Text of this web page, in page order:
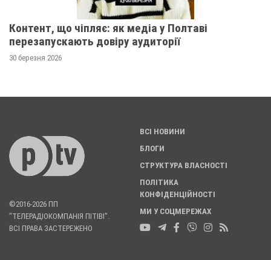
Контент, що чіпляє: як медіа у Полтаві
перезапускають довіру аудиторії
30 березня 2026
©2016-2026 ПП
"ТЕЛЕРАДІОКОМПАНІЯ ПІТІВІ".
ВСІ ПРАВА ЗАСТЕРЕЖЕНО
ВСІ НОВИНИ
БЛОГИ
СТРУКТУРА ВЛАСНОСТІ
ПОЛІТИКА
КОНФІДЕНЦІЙНОСТІ
МИ У СОЦМЕРЕЖАХ